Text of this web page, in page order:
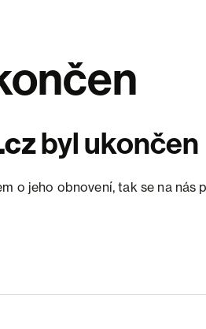
byl ukončen
o jeho obnovení, tak se na nás